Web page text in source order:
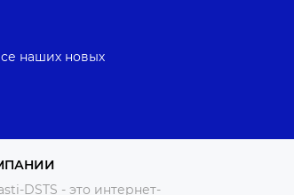
наших новых
DSTS - это интернет-